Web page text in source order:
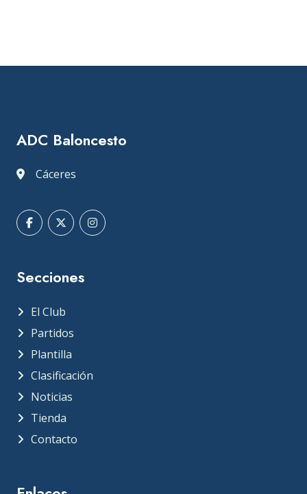
ADC Baloncesto
Cáceres
Secciones
El Club
Partidos
Plantilla
Clasificación
Noticias
Tienda
Contacto